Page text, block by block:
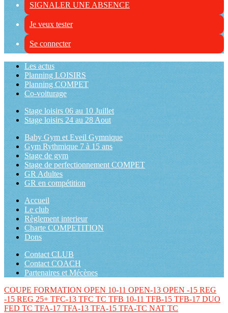
SIGNALER UNE ABSENCE
Je veux tester
Se connecter
Les actus
Planning LOISIRS
Planning COMPET
Co-voiturage
Stage loisirs 06 au 10 Juillet
Stage loisirs 24 au 28 Aout
Baby Gym et Eveil Gymnique
Gym Rythmique 7 à 15 ans
Stage de gym
Stage de perfectionnement COMPET
GR Adultes
GR en compétition
Accueil
Le club
Règlement interieur
Charte COMPETITION
Dons
Contact CLUB
Contact COACH
Partenaires et Mécènes
COUPE FORMATION OPEN 10-11 OPEN-13 OPEN -15 REG
-15 REG 25+ TFC-13 TFC TC TFB 10-11 TFB-15 TFB-17 DUO
FED TC TFA-17 TFA-13 TFA-15 TFA-TC NAT TC